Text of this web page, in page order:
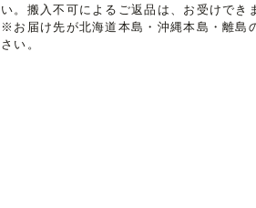
い。搬入不可によるご返品は、お受けでき
※お届け先が北海道本島・沖縄本島・離島
さい。